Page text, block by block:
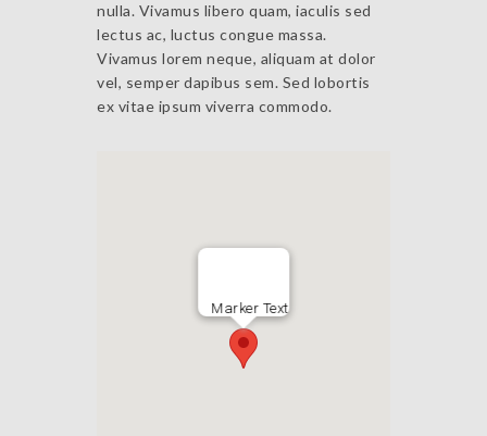
nulla. Vivamus libero quam, iaculis sed
lectus ac, luctus congue massa.
Vivamus lorem neque, aliquam at dolor
vel, semper dapibus sem. Sed lobortis
ex vitae ipsum viverra commodo.
Marker Text